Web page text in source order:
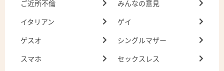
ご近所不倫
みんなの意見
イタリアン
ゲイ
ゲスオ
シングルマザー
スマホ
セックスレス